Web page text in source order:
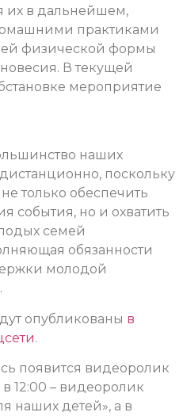
их в дальнейшем,
практиками
физической формы
В текущей
мероприятие
наших
поскольку
только обеспечить
события, но и охватить
семей
обязанности
молодой
опубликованы в
.
появится видеоролик
12:00 – видеоролик
наших детей», а в